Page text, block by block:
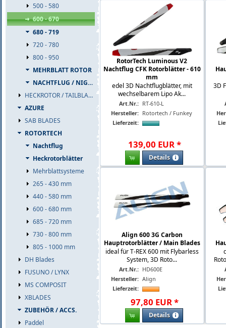
500 - 580
600 - 670
680 - 719
720 - 780
800 - 950
MEHRBLATT ROTOR
NACHTFLUG / NIGHT
HECKROTOR / TAILBLADES
AZURE
SAB BLADES
ROTORTECH
Nachtflug
Heckrotorblätter
Mehrblattsysteme
265 - 430 mm
440 - 580 mm
600 - 680 mm
685 - 720 mm
730 - 800 mm
805 - 1000 mm
DH Blades
FUSUNO / LYNX
MS COMPOSIT
XBLADES
ZUBEHÖR / ACCS.
Paddel
RotorTech Luminous V2
Nachtflug CFK Rotorblätter - 610
mm
edel 3D Nachtflugblätter, mit
wechselbarem Lipo Ak...
Art.Nr.: RT-610-L
Hersteller: Rotortech / Funkey
Lieferzeit:
139,00 EUR*
Details
3D
Align 600 3G Carbon
Hauptrotorblätter / Main Blades
ideal für T-REX 600 mit Flybarless
System, 3D Roto...
Art.Nr.: HD600E
Hersteller: Align
Lieferzeit:
97,80 EUR*
Details